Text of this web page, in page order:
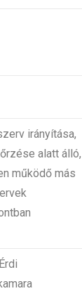
irányítása,
alatt álló,
működő más